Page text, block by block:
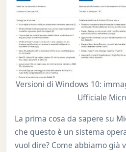
Versioni di Windows 10:
Ufficiale
La prima cosa da sapere su
che questo è un sistema
vuol dire? Come abbiamo già